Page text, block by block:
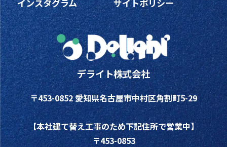
インスタグラム
サイトポリシー
デライト株式会社
〒453-0852 愛知県名古屋市中村区角割町5-29
【本社建て替え工事のため下記住所で営業中】
〒453-0853